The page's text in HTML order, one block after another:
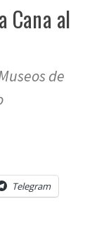
Cana al
de
Telegram